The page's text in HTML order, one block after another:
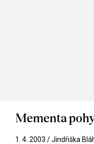
Mementa
1. 4. 2003 / Jindřiška